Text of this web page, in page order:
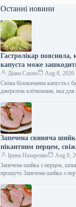
Останні новини
Гастролікар пояснила,
капуста може
деталі на Gastronom.ru
Діана Сахно
Aug 8, 2026
Свіжа білокачанна капуста є
джерелом клітковини, яка для
складовою для покращення
Однак у деяких…
Запечена свиняча
пікантним перцем,
шпинатом та
прошутто: розкішна
для справжніх гурманів
Ірина Назаренко
Aug 8,
Запечена шийка з перцем,
прошуто Запечена шийка з
з перцем, шпинатом та…